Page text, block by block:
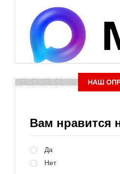
НАШ
Вам нравится
Да
Нет